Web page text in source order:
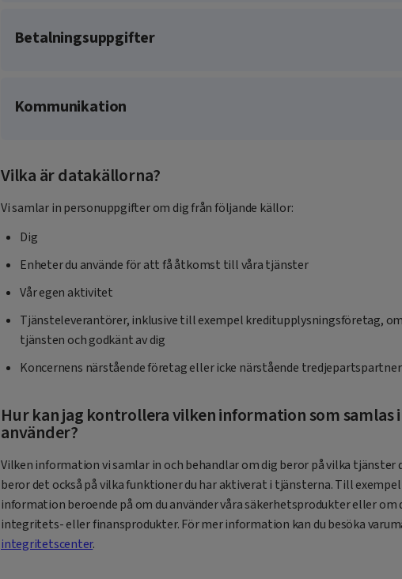
Betalningsuppgifter
Kommunikation
Vilka är datakällorna?
Vi samlar in personuppgifter om dig från följande källor:
Dig
Enheter du använde för att få åtkomst till våra tjänster
Vår egen aktivitet
Tjänsteleverantörer, inklusive till exempel kreditupplysningsföretag,
tjänsten och godkänt av dig
Koncernens närstående företag eller icke närstående
Hur kan jag kontrollera vilken information som samlas
använder?
Vilken information vi samlar in och behandlar om dig beror på vilka tjänster
beror det också på vilka funktioner du har aktiverat i tjänsterna. Till
information beroende på om du använder våra säkerhetsprodukter eller om
integritets- eller finansprodukter. För mer information kan du besöka
integritetscenter.